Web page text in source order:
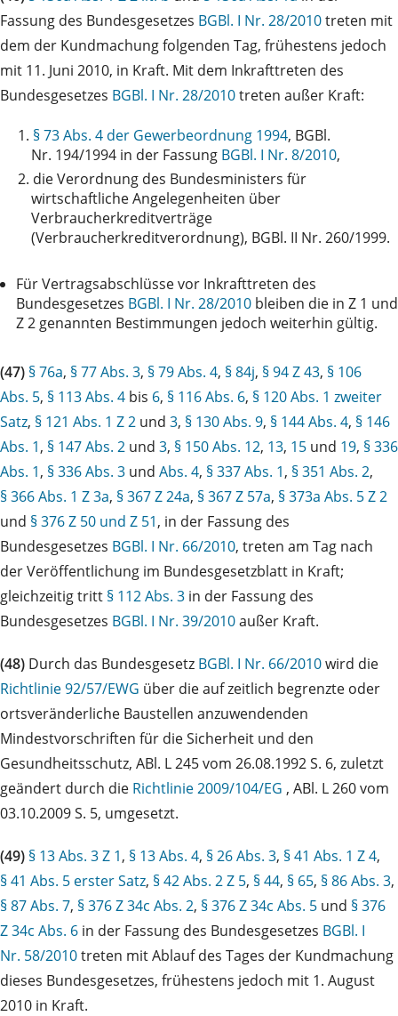
Fassung des Bundesgesetzes BGBl. I Nr. 28/2010treten mit
dem der Kundmachung folgenden Tag, frühestens jedoch
mit 11. Juni 2010, in Kraft. Mit dem Inkrafttreten des
Bundesgesetzes BGBl. I Nr. 28/2010treten außer Kraft:
1. § 73 Abs. 4 der Gewerbeordnung 1994, BGBl.
Nr. 194/1994 in der Fassung BGBl. I Nr. 8/2010,
2. die Verordnung des Bundesministers für
wirtschaftliche Angelegenheiten über
Verbraucherkreditverträge
(Verbraucherkreditverordnung), BGBl. II Nr. 260/1999.
Für Vertragsabschlüsse vor Inkrafttreten des
Bundesgesetzes BGBl. I Nr. 28/2010 bleiben die in Z 1 und
Z 2 genannten Bestimmungen jedoch weiterhin gültig.
(47) § 76a, § 77 Abs. 3, § 79 Abs. 4, § 84j, § 94 Z 43, § 106
Abs. 5, § 113 Abs. 4 bis 6, § 116 Abs. 6, § 120 Abs. 1 zweiter
Satz, § 121 Abs. 1 Z 2 und 3, § 130 Abs. 9, § 144 Abs. 4, § 146
Abs. 1, § 147 Abs. 2 und 3, § 150 Abs. 12, 13, 15 und 19, § 336
Abs. 1, § 336 Abs. 3 und Abs. 4, § 337 Abs. 1, § 351 Abs. 2,
§ 366 Abs. 1 Z 3a, § 367 Z 24a, § 367 Z 57a, § 373a Abs. 5 Z 2
und § 376 Z 50 und Z 51, in der Fassung des
Bundesgesetzes BGBl. I Nr. 66/2010, treten am Tag nach
der Veröffentlichung im Bundesgesetzblatt in Kraft;
gleichzeitig tritt § 112 Abs. 3 in der Fassung des
Bundesgesetzes BGBl. I Nr. 39/2010außer Kraft.
(48) Durch das Bundesgesetz BGBl. I Nr. 66/2010wird die
Richtlinie 92/57/EWG über die auf zeitlich begrenzte oder
ortsveränderliche Baustellen anzuwendenden
Mindestvorschriften für die Sicherheit und den
Gesundheitsschutz, ABl. L 245 vom 26.08.1992 S. 6, zuletzt
geändert durch die Richtlinie 2009/104/EG , ABl. L 260 vom
03.10.2009 S. 5, umgesetzt.
(49) § 13 Abs. 3 Z 1, § 13 Abs. 4, § 26 Abs. 3, § 41 Abs. 1 Z 4,
§ 41 Abs. 5 erster Satz, § 42 Abs. 2 Z 5, § 44, § 65, § 86 Abs. 3,
§ 87 Abs. 7, § 376 Z 34c Abs. 2, § 376 Z 34c Abs. 5 und § 376
Z 34c Abs. 6 in der Fassung des Bundesgesetzes BGBl. I
Nr. 58/2010treten mit Ablauf des Tages der Kundmachung
dieses Bundesgesetzes, frühestens jedoch mit 1. August
2010 in Kraft.